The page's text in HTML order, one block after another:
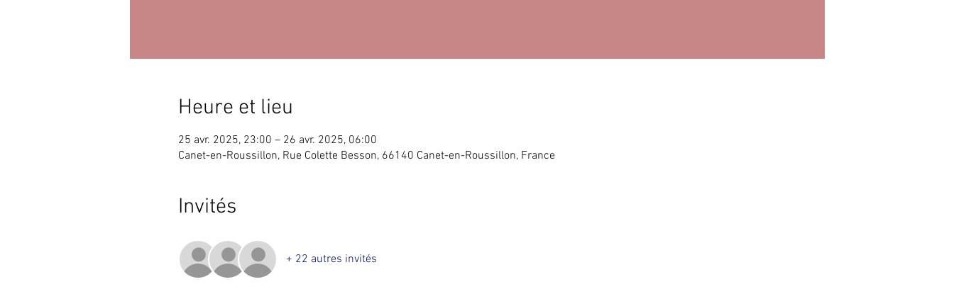
Heure et lieu
25 avr. 2025, 23:00 – 26 avr. 2025, 06:00
Canet-en-Roussillon, Rue Colette Besson, 66140 Canet-en-Roussillon, France
Invités
+ 22 autres invités